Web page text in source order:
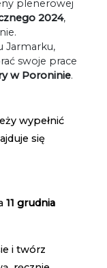
plenerowej
2024,
Jarmarku,
swoje prace
w Poroninie.
wypełnić
się
11 grudnia
i twórz